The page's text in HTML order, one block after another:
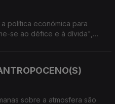
política económica para
se ao défice e à dívida",
sobre a atmosfera são